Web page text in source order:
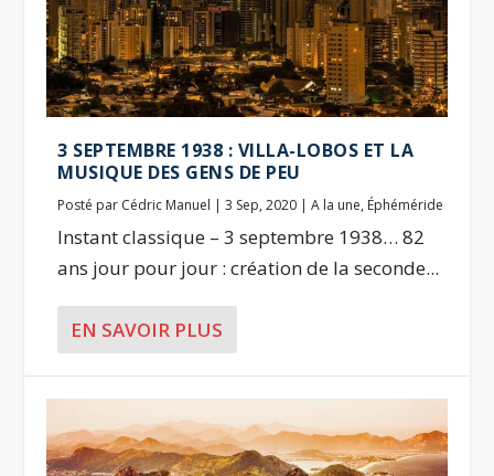
3 SEPTEMBRE 1938 : VILLA-LOBOS ET LA
MUSIQUE DES GENS DE PEU
Posté par Cédric Manuel |3 Sep, 2020 |A la une, Éphéméride
Instant classique – 3 septembre 1938… 82
ans jour pour jour : création de la seconde...
EN SAVOIR PLUS